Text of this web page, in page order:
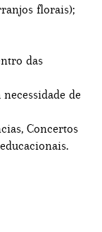
florais);
das
de
Concertos